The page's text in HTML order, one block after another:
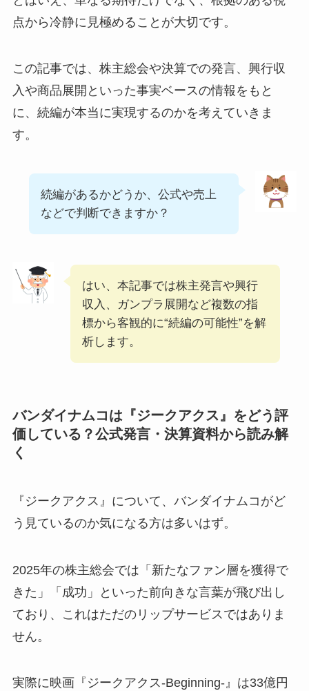
点から冷静に見極めることが大切です。
この記事では、株主総会や決算での発言、興行収
入や商品展開といった事実ベースの情報をもと
に、続編が本当に実現するのかを考えていきま
す。
続編があるかどうか、公式や売上
などで判断できますか？
はい、本記事では株主発言や興行
収入、ガンプラ展開など複数の指
標から客観的に“続編の可能性”を解
析します。
バンダイナムコは『ジークアクス』をどう評
価している？公式発言・決算資料から読み解
く
『ジークアクス』について、バンダイナムコがど
う見ているのか気になる方は多いはず。
2025年の株主総会では「新たなファン層を獲得で
きた」「成功」といった前向きな言葉が飛び出し
ており、これはただのリップサービスではありま
せん。
実際に映画『ジークアクス-Beginning-』は33億円